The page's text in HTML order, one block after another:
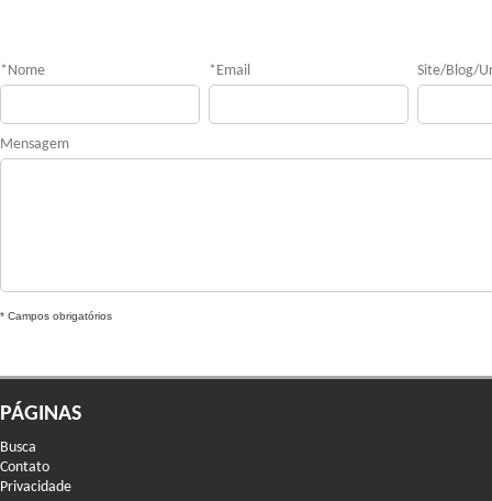
* Nome * Email Site/Blog/
Mensagem
* Campos obrigatórios
PÁGINAS
Busca
Contato
Privacidade